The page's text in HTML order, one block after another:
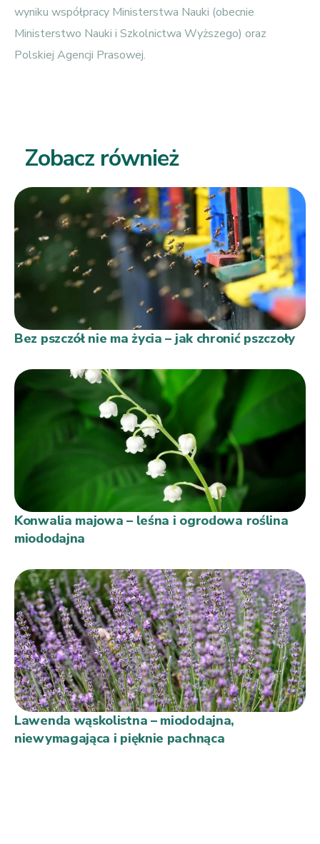
wyniku współpracy Ministerstwa Nauki (obecnie
Ministerstwo Nauki i Szkolnictwa Wyższego) oraz
Polskiej Agencji Prasowej.
Zobacz również
Bez pszczół nie ma życia – jak chronić pszczoły
Konwalia majowa – leśna i ogrodowa roślina
miododajna
Lawenda wąskolistna – miododajna,
niewymagająca i pięknie pachnąca